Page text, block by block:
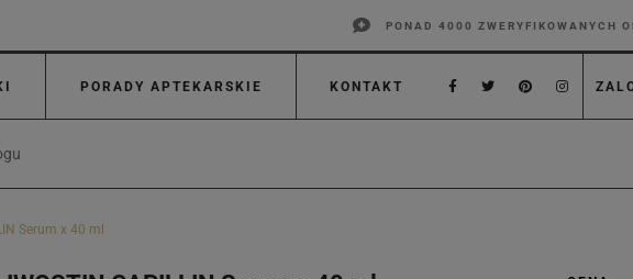
PONAD 4000 ZWERYFIKOWANYCH
PORADY APTEKARSKIE KONTAKT
Serum x 40 ml